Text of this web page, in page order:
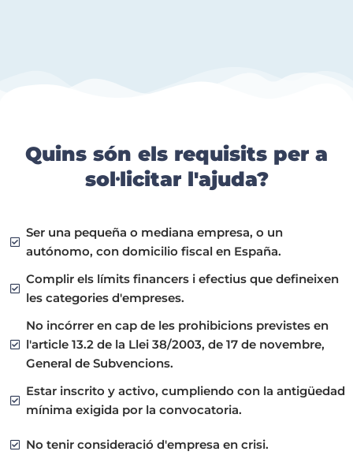
Quins són els requisits per a
sol·licitar l'ajuda?
Ser una pequeña o mediana empresa, o un
autónomo, con domicilio fiscal en España.
Complir els límits financers i efectius que defineixen
les categories d'empreses.
No incórrer en cap de les prohibicions previstes en
l'article 13.2 de la Llei 38/2003, de 17 de novembre,
General de Subvencions.
Estar inscrito y activo, cumpliendo con la antigüedad
mínima exigida por la convocatoria.
No tenir consideració d'empresa en crisi.